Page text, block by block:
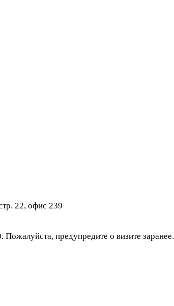
22, офис 239
предупредите о визите заранее.